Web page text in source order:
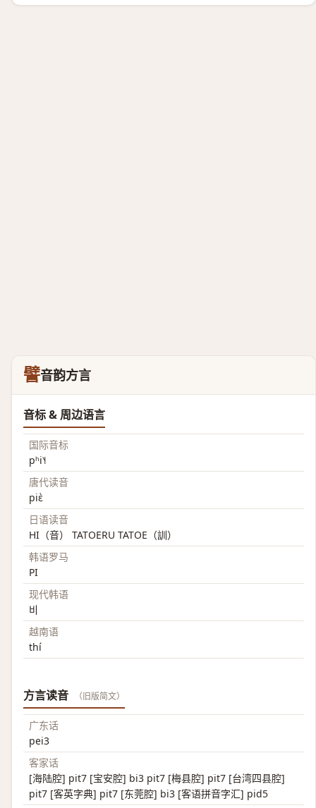
譬音韵方言
音标 & 周边语言
国际音标
pʰi˥˧
唐代读音
piɛ̀
日语读音
HI（音） TATOERU TATOE（訓）
韩语罗马
PI
现代韩语
비
越南语
thí
方言读音 （旧版简文）
广东话
pei3
客家话
[海陆腔] pit7 [宝安腔] bi3 pit7 [梅县腔] pit7 [台湾四县腔]
pit7 [客英字典] pit7 [东莞腔] bi3 [客语拼音字汇] pid5